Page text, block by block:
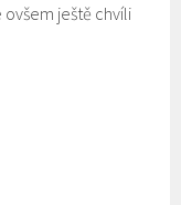
ovšem ještě chvíli